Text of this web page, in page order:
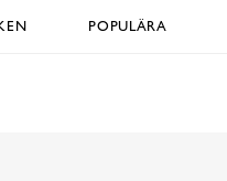
POPULÄRA